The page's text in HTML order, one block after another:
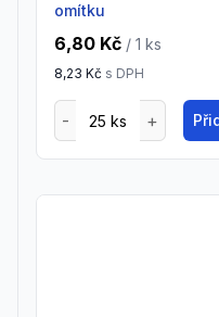
omítku
6,80 Kč / 1 ks
8,23 Kč s DPH